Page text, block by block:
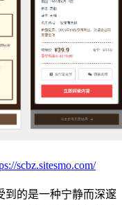
scbz.sitesmo.com/
到的是一种宁静而深邃